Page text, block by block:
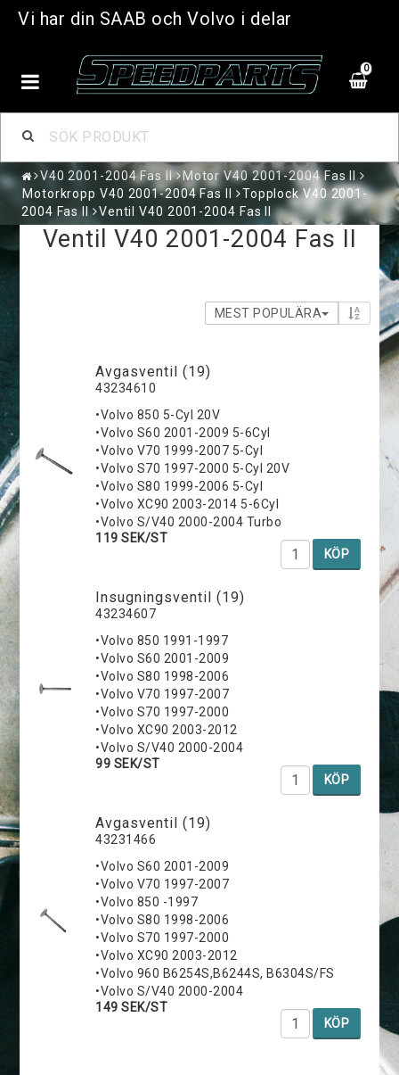
Vi har din SAAB och Volvo i delar
0
V40 2001-2004 Fas II
Motor V40 2001-2004 Fas II
Motorkropp V40 2001-2004 Fas II
Topplock V40 2001-
2004 Fas II
Ventil V40 2001-2004 Fas II
Ventil V40 2001-2004 Fas II
MEST POPULÄRA
Avgasventil (19)
43234610
•Volvo 850 5-Cyl 20V
•Volvo S60 2001-2009 5-6Cyl
•Volvo V70 1999-2007 5-Cyl
•Volvo S70 1997-2000 5-Cyl 20V
•Volvo S80 1999-2006 5-Cyl
•Volvo XC90 2003-2014 5-6Cyl
•Volvo S/V40 2000-2004 Turbo
119 SEK/ST
KÖP
Insugningsventil (19)
43234607
•Volvo 850 1991-1997
•Volvo S60 2001-2009
•Volvo S80 1998-2006
•Volvo V70 1997-2007
•Volvo S70 1997-2000
•Volvo XC90 2003-2012
•Volvo S/V40 2000-2004
99 SEK/ST
KÖP
Avgasventil (19)
43231466
•Volvo S60 2001-2009
•Volvo V70 1997-2007
•Volvo 850 -1997
•Volvo S80 1998-2006
•Volvo S70 1997-2000
•Volvo XC90 2003-2012
•Volvo 960 B6254S,B6244S, B6304S/FS
•Volvo S/V40 2000-2004
149 SEK/ST
KÖP